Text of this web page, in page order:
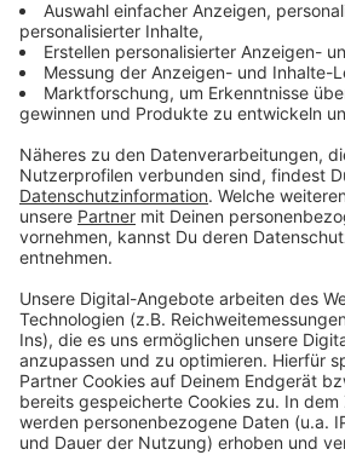
Weitere Infos
Anzeige
Sport im Park Online-Angebot
Hier gibt es weitere Infos der
Anzeige
Anzeige